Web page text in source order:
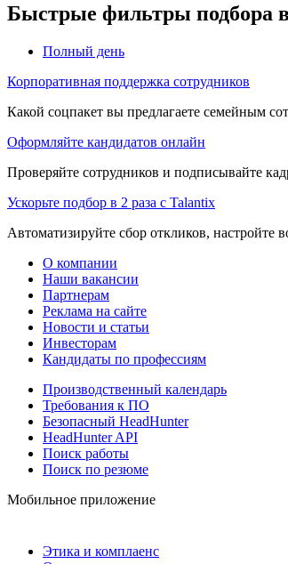
Быстрые фильтры подбора
Полный день
Корпоративная поддержка сотрудников
Какой соцпакет вы предлагаете семейным
Оформляйте кандидатов онлайн
Проверяйте сотрудников и подписывайте
Ускорьте подбор в 2 раза с Talantix
Автоматизируйте сбор откликов, настройте
О компании
Наши вакансии
Партнерам
Реклама на сайте
Новости и статьи
Инвесторам
Кандидаты по профессиям
Производственный календарь
Требования к ПО
Безопасный HeadHunter
HeadHunter API
Поиск работы
Поиск по резюме
Мобильное приложение
Этика и комплаенс